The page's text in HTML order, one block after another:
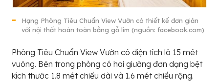
Hạng Phòng Tiêu Chuẩn View Vườn có thiết kế đơn giản
với nội thất hoàn toàn bằng gỗ lim (nguồn: facebook.com)
Phòng Tiêu Chuẩn View Vườn có diện tích là 15 mét
vuông. Bên trong phòng có hai giường đơn dạng bệt
kích thước 1.8 mét chiều dài và 1.6 mét chiều rộng.